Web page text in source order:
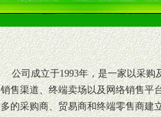
公司成立于1993年，是一家以采购
销售渠道、终端卖场以及网络销售平
多的采购商、贸易商和终端零售商建